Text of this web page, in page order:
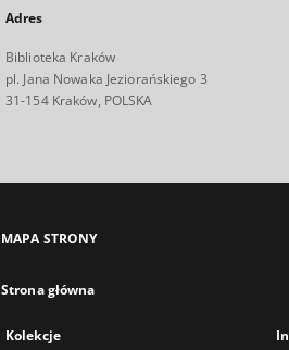
Adres
Biblioteka Kraków
pl. Jana Nowaka Jeziorańskiego 3
31-154 Kraków, POLSKA
MAPA STRONY
Strona główna
Kolekcje